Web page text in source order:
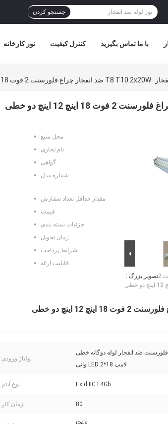
جستجو کردن
تور کارخانه کنترل کیفیت با ما تماس بگیرید
T8 T10 2x20W ضد انفجار چراغ فلورسنت 2 فوت 18 اینچ 12 اینچ دو خطی
تصویر بزرگ :T8 T10 2x20W ضد انفجار چراغ فلورسنت 2
محل منبع:
نام تجاری:
گواهی:
شماره مدل:
مقدار حداقل تعداد سفارش:
قیمت:
جزئیات بسته بندی:
زمان تحویل:
شرایط پرداخت:
قابلیت ارائه:
ضد انفجار لوله دوگانه خطی
لامپ LED 2*18 واتی
ولتاژ ورودی:
Ex d IICT4Gb نوع آیتم:
80 زمان کار: